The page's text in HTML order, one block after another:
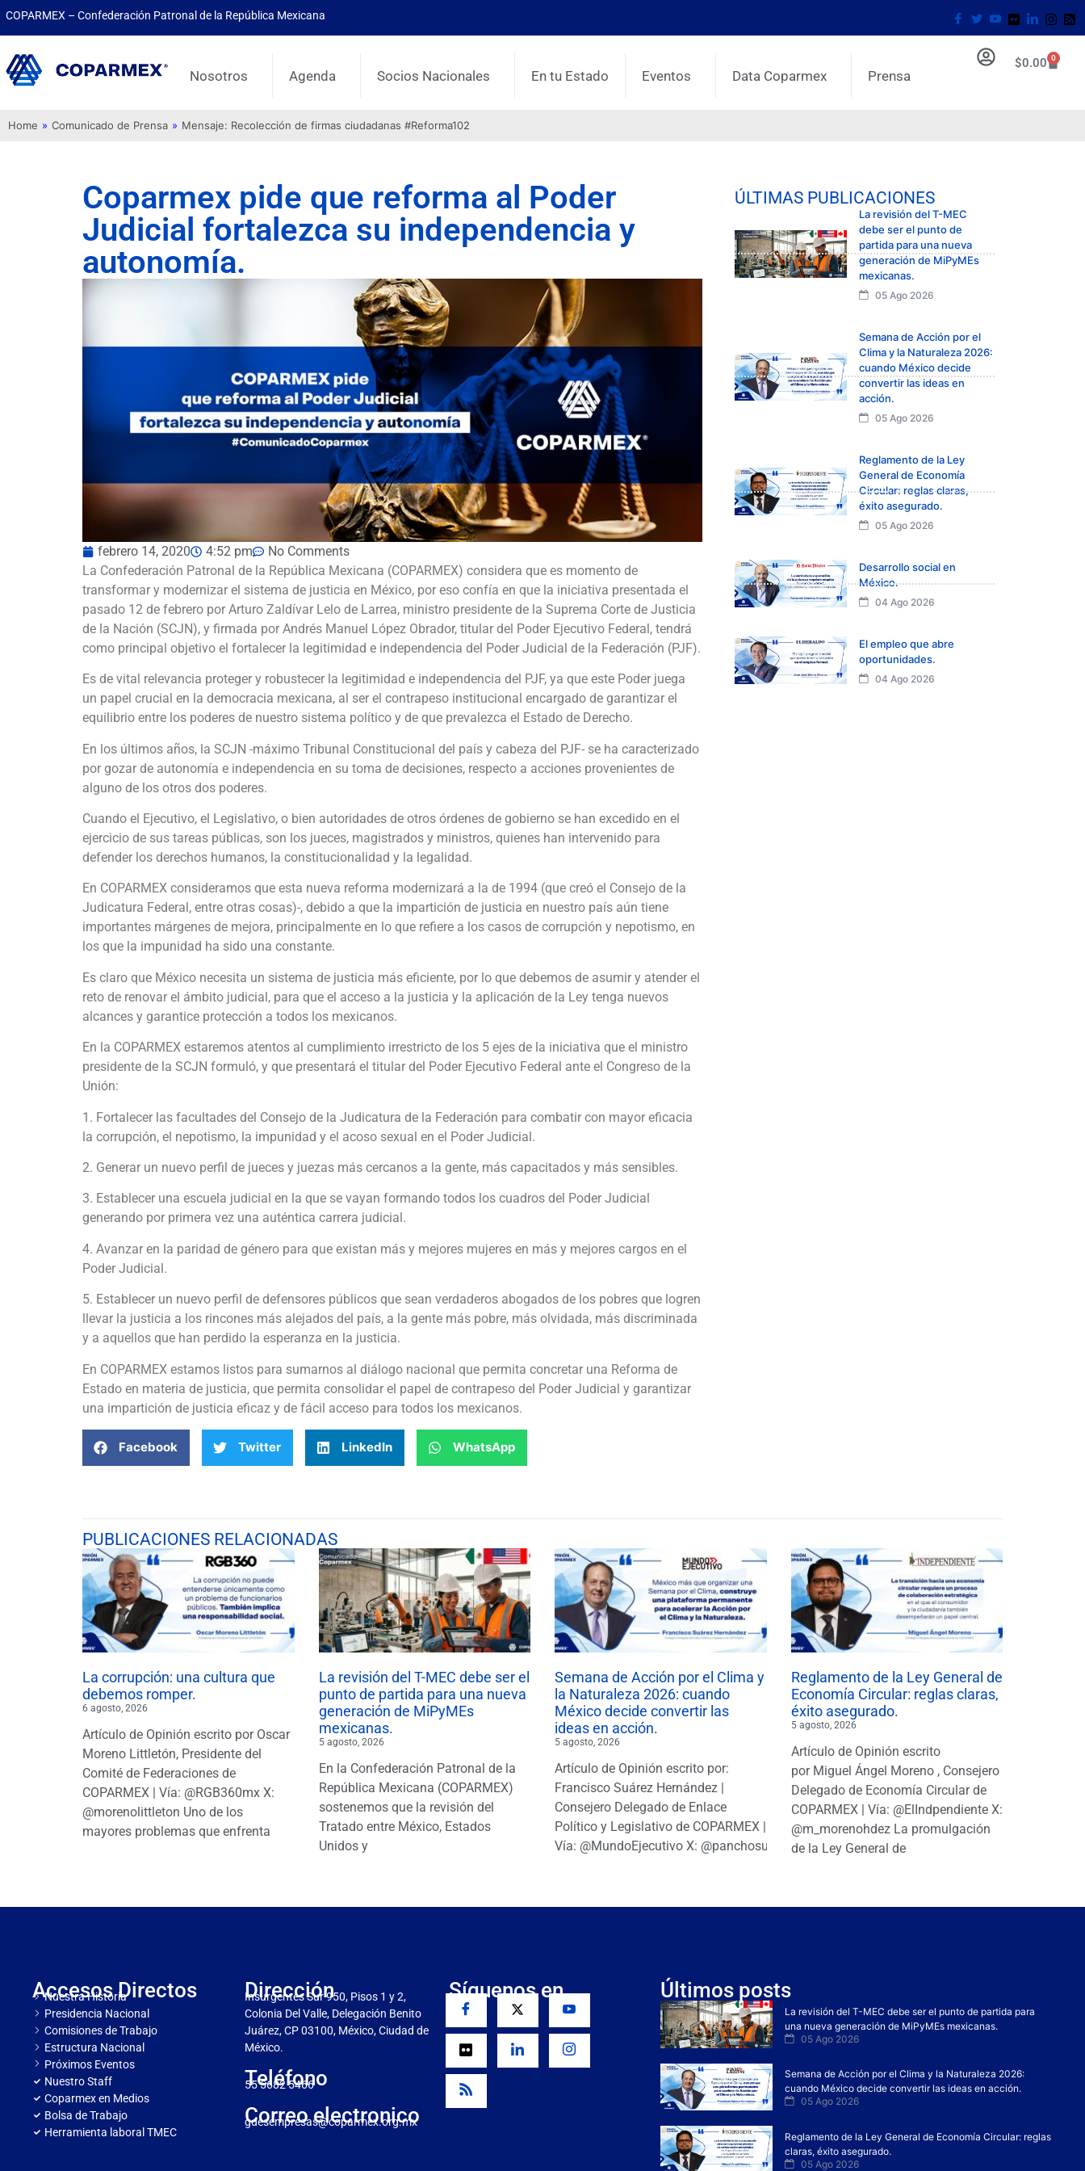
COPARMEX – Confederación Patronal de la República Mexicana
Nosotros Agenda Socios Nacionales En tu Estado Eventos Data Coparmex Prensa
$0.00 0
Home » Comunicado de Prensa » Mensaje: Recolección de firmas ciudadanas #Reforma102
Coparmex pide que reforma al Poder
Judicial fortalezca su independencia y
autonomía.
febrero 14, 2020 4:52 pm
No Comments
La Confederación Patronal de la República Mexicana (COPARMEX) considera que es momento de
transformar y modernizar el sistema de justicia en México, por eso confía en que la iniciativa presentada el
pasado 12 de febrero por Arturo Zaldívar Lelo de Larrea, ministro presidente de la Suprema Corte de Justicia
de la Nación (SCJN), y firmada por Andrés Manuel López Obrador, titular del Poder Ejecutivo Federal, tendrá
como principal objetivo el fortalecer la legitimidad e independencia del Poder Judicial de la Federación (PJF).
Es de vital relevancia proteger y robustecer la legitimidad e independencia del PJF, ya que este Poder juega
un papel crucial en la democracia mexicana, al ser el contrapeso institucional encargado de garantizar el
equilibrio entre los poderes de nuestro sistema político y de que prevalezca el Estado de Derecho.
En los últimos años, la SCJN -máximo Tribunal Constitucional del país y cabeza del PJF- se ha caracterizado
por gozar de autonomía e independencia en su toma de decisiones, respecto a acciones provenientes de
alguno de los otros dos poderes.
Cuando el Ejecutivo, el Legislativo, o bien autoridades de otros órdenes de gobierno se han excedido en el
ejercicio de sus tareas públicas, son los jueces, magistrados y ministros, quienes han intervenido para
defender los derechos humanos, la constitucionalidad y la legalidad.
En COPARMEX consideramos que esta nueva reforma modernizará a la de 1994 (que creó el Consejo de la
Judicatura Federal, entre otras cosas)-, debido a que la impartición de justicia en nuestro país aún tiene
importantes márgenes de mejora, principalmente en lo que refiere a los casos de corrupción y nepotismo, en
los que la impunidad ha sido una constante.
Es claro que México necesita un sistema de justicia más eficiente, por lo que debemos de asumir y atender el
reto de renovar el ámbito judicial, para que el acceso a la justicia y la aplicación de la Ley tenga nuevos
alcances y garantice protección a todos los mexicanos.
En la COPARMEX estaremos atentos al cumplimiento irrestricto de los 5 ejes de la iniciativa que el ministro
presidente de la SCJN formuló, y que presentará el titular del Poder Ejecutivo Federal ante el Congreso de la
Unión:
1. Fortalecer las facultades del Consejo de la Judicatura de la Federación para combatir con mayor eficacia
la corrupción, el nepotismo, la impunidad y el acoso sexual en el Poder Judicial.
2. Generar un nuevo perfil de jueces y juezas más cercanos a la gente, más capacitados y más sensibles.
3. Establecer una escuela judicial en la que se vayan formando todos los cuadros del Poder Judicial
generando por primera vez una auténtica carrera judicial.
4. Avanzar en la paridad de género para que existan más y mejores mujeres en más y mejores cargos en el
Poder Judicial.
5. Establecer un nuevo perfil de defensores públicos que sean verdaderos abogados de los pobres que logren
llevar la justicia a los rincones más alejados del país, a la gente más pobre, más olvidada, más discriminada
y a aquellos que han perdido la esperanza en la justicia.
En COPARMEX estamos listos para sumarnos al diálogo nacional que permita concretar una Reforma de
Estado en materia de justicia, que permita consolidar el papel de contrapeso del Poder Judicial y garantizar
una impartición de justicia eficaz y de fácil acceso para todos los mexicanos.
Facebook Twitter LinkedIn WhatsApp
ÚLTIMAS PUBLICACIONES
La revisión del T-MEC
debe ser el punto de
partida para una nueva
generación de MiPyMEs
mexicanas.
05 Ago 2026
Semana de Acción por el
Clima y la Naturaleza 2026:
cuando México decide
convertir las ideas en
acción.
05 Ago 2026
Reglamento de la Ley
General de Economía
Circular: reglas claras,
éxito asegurado.
05 Ago 2026
Desarrollo social en
México.
04 Ago 2026
El empleo que abre
oportunidades.
04 Ago 2026
PUBLICACIONES RELACIONADAS
La corrupción: una cultura que
debemos romper.
6 agosto, 2026
Artículo de Opinión escrito por Oscar
Moreno Littletón, Presidente del
Comité de Federaciones de
COPARMEX | Vía: @RGB360mx X:
@morenolittleton Uno de los
mayores problemas que enfrenta
La revisión del T-MEC debe ser el
punto de partida para una nueva
generación de MiPyMEs
mexicanas.
5 agosto, 2026
En la Confederación Patronal de la
República Mexicana (COPARMEX)
sostenemos que la revisión del
Tratado entre México, Estados
Unidos y
Semana de Acción por el Clima y
la Naturaleza 2026: cuando
México decide convertir las
ideas en acción.
5 agosto, 2026
Artículo de Opinión escrito por:
Francisco Suárez Hernández |
Consejero Delegado de Enlace
Político y Legislativo de COPARMEX |
Vía: @MundoEjecutivo X: @panchosuarezh
Reglamento de la Ley General de
Economía Circular: reglas claras,
éxito asegurado.
5 agosto, 2026
Artículo de Opinión escrito
por Miguel Ángel Moreno , Consejero
Delegado de Economía Circular de
COPARMEX | Vía: @ElIndpendiente X:
@m_morenohdez La promulgación
de la Ley General de
Accesos Directos
Nuestra Historia
Presidencia Nacional
Comisiones de Trabajo
Estructura Nacional
Próximos Eventos
Nuestro Staff
Coparmex en Medios
Bolsa de Trabajo
Herramienta laboral TMEC
Dirección
Insurgentes Sur 950, Pisos 1 y 2,
Colonia Del Valle, Delegación Benito
Juárez, CP 03100, México, Ciudad de
México.
Teléfono
55 5682 5466
Correo electronico
gdesempresas@coparmex.org.mx
Síguenos en Últimos posts
La revisión del T-MEC debe ser el punto de partida para
una nueva generación de MiPyMEs mexicanas.
05 Ago 2026
Semana de Acción por el Clima y la Naturaleza 2026:
cuando México decide convertir las ideas en acción.
05 Ago 2026
Reglamento de la Ley General de Economía Circular: reglas
claras, éxito asegurado.
05 Ago 2026